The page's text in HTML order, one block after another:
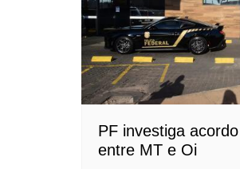
PF investiga
entre MT e Oi